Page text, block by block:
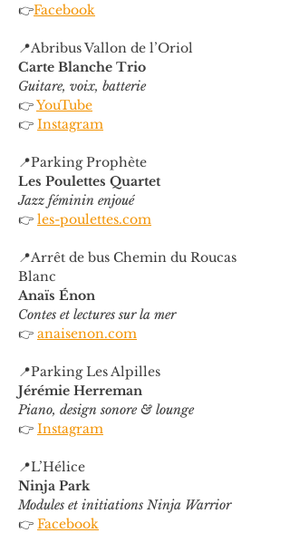
👉Facebook
📍Abribus Vallon de l’Oriol
Carte Blanche Trio
Guitare, voix, batterie
👉 YouTube
👉 Instagram
📍Parking Prophète
Les Poulettes Quartet
Jazz féminin enjoué
👉 les-poulettes.com
📍Arrêt de bus Chemin du Roucas
Blanc
Anaïs Énon
Contes et lectures sur la mer
👉 anaisenon.com
📍Parking Les Alpilles
Jérémie Herreman
Piano, design sonore & lounge
👉 Instagram
📍L’Hélice
Ninja Park
Modules et initiations Ninja Warrior
👉 Facebook